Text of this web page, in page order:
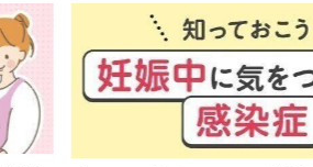
色違いでも買おうか悩むほどお気
ブレンドハット」